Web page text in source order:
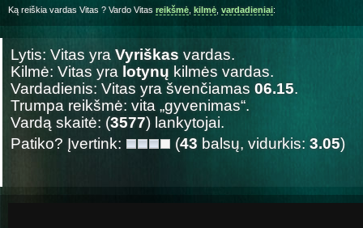
Ką reiškia vardas Vitas ? Vardo Vitas reikšmė kilmė vardadieniai:
Lytis: Vitas yra Vyriškas vardas.
Kilmė: Vitas yra lotynų kilmės vardas.
Vardadienis: Vitas yra švenčiamas 06.15.
Trumpa reikšmė: vita „gyvenimas“.
Vardą skaitė: (3577) lankytojai.
Patiko? Įvertink:
(43 balsų, vidurkis: 3.05)